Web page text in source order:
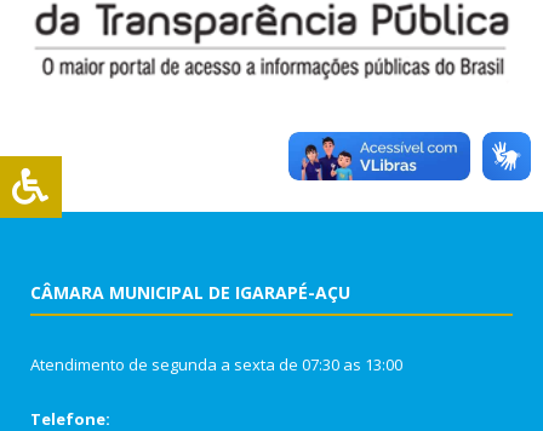
CÂMARA MUNICIPAL DE IGARAPÉ-AÇU
Atendimento de segunda a sexta de 07:30 as 13:00
Telefone: